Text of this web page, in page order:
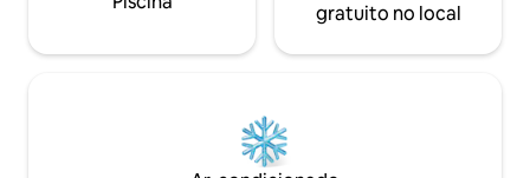
gratuito no local